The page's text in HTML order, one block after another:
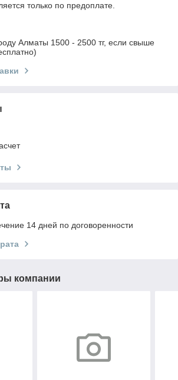
только по предоплате.
Алматы 1500 - 2500 тг, если свыше
14 дней по договоренности
компании